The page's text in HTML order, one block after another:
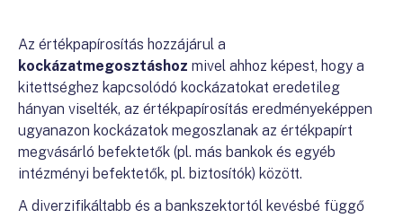
Az értékpapírosítás hozzájárul a
kockázatmegosztáshoz mivel ahhoz képest, hogy a
kitettséghez kapcsolódó kockázatokat eredetileg
hányan viselték, az értékpapírosítás eredményeképpen
ugyanazon kockázatok megoszlanak az értékpapírt
megvásárló befektetők (pl. más bankok és egyéb
intézményi befektetők, pl. biztosítók) között.
A diverzifikáltabb és a bankszektortól kevésbé függő